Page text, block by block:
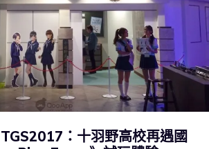
TGS2017：十羽野高校再遇國